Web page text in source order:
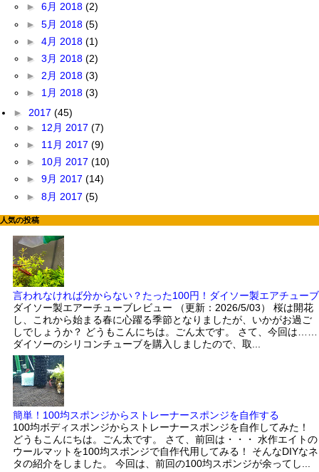
► 6月 2018 (2)
► 5月 2018 (5)
► 4月 2018 (1)
► 3月 2018 (2)
► 2月 2018 (3)
► 1月 2018 (3)
► 2017 (45)
► 12月 2017 (7)
► 11月 2017 (9)
► 10月 2017 (10)
► 9月 2017 (14)
► 8月 2017 (5)
人気の投稿
言われなければ分からない？たった100円！ダイソー製エアチューブ
ダイソー製エアーチューブレビュー （更新：2026/5/03） 桜は開花
し、これから始まる春に心躍る季節となりましたが、いかがお過ご
しでしょうか？ どうもこんにちは。ごん太です。 さて、今回は……
ダイソーのシリコンチューブを購入しましたので、取...
簡単！100均スポンジからストレーナースポンジを自作する
100均ボディスポンジからストレーナースポンジを自作してみた！
どうもこんにちは。ごん太です。 さて、前回は・・・ 水作エイトの
ウールマットを100均スポンジで自作代用してみる！ そんなDIYなネ
タの紹介をしました。 今回は、前回の100均スポンジが余ってし...